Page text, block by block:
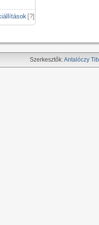
[?]
Szerkesztők:Antalóczy